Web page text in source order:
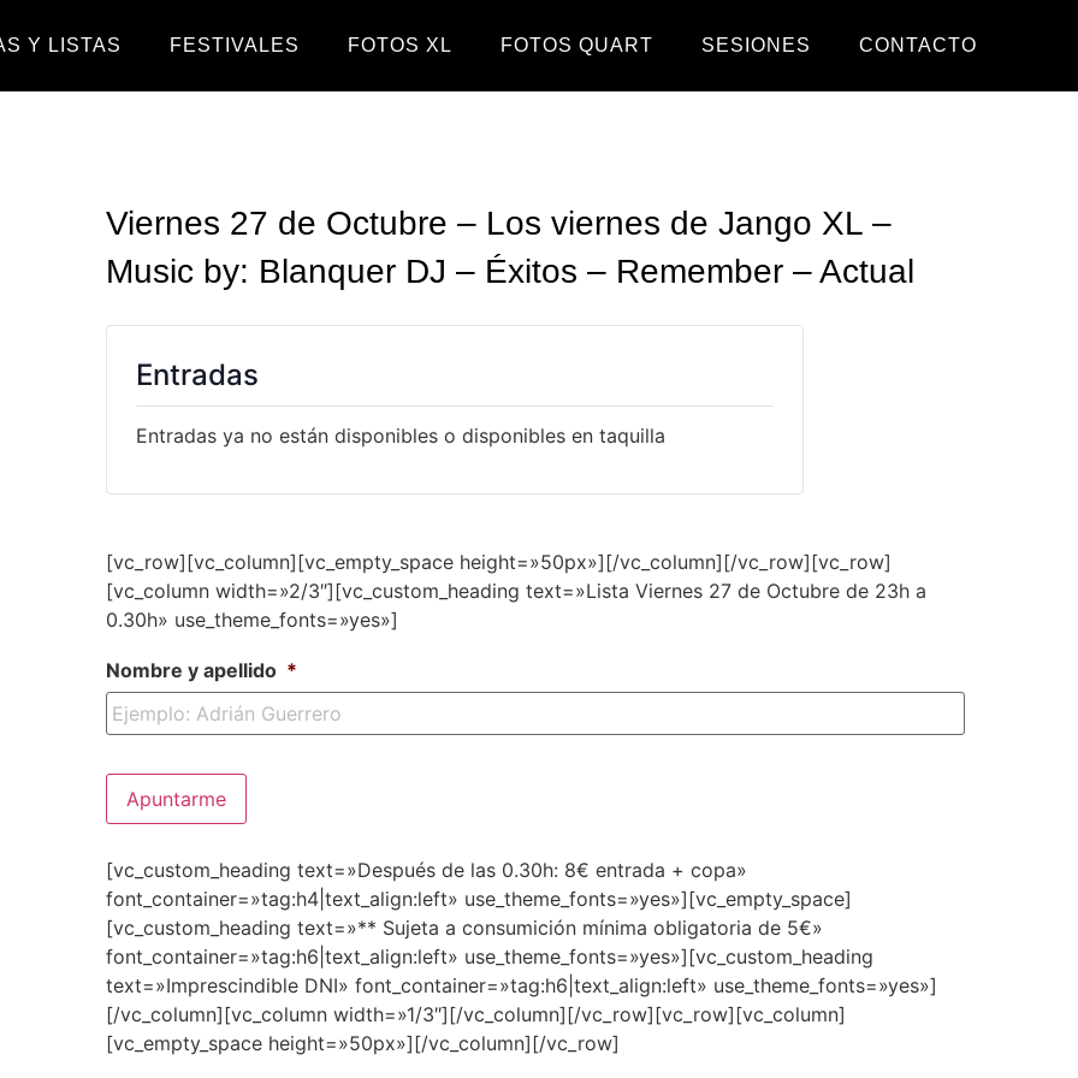
Y LISTAS FESTIVALES FOTOS XL FOTOS QUART SESIONES CONTACTO
Viernes 27 de Octubre – Los viernes de Jango XL –
Music by: Blanquer DJ – Éxitos – Remember – Actual
Entradas
Entradas ya no están disponibles o disponibles en taquilla
[vc_row][vc_column][vc_empty_space height=»50px»][/vc_column][/vc_row][vc_row]
[vc_column width=»2/3″][vc_custom_heading text=»Lista Viernes 27 de Octubre de 23h a
0.30h» use_theme_fonts=»yes»]
Nombre y apellido *
[vc_custom_heading text=»Después de las 0.30h: 8€ entrada + copa»
font_container=»tag:h4|text_align:left» use_theme_fonts=»yes»][vc_empty_space]
[vc_custom_heading text=»** Sujeta a consumición mínima obligatoria de 5€»
font_container=»tag:h6|text_align:left» use_theme_fonts=»yes»][vc_custom_heading
text=»Imprescindible DNI» font_container=»tag:h6|text_align:left» use_theme_fonts=»yes»]
[/vc_column][vc_column width=»1/3″][/vc_column][/vc_row][vc_row][vc_column]
[vc_empty_space height=»50px»][/vc_column][/vc_row]